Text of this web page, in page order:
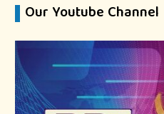
Our Youtube Channel